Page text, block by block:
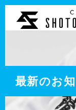
最新のお